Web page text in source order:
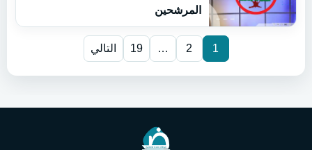
المرشحين
1
2
…
19 التالي